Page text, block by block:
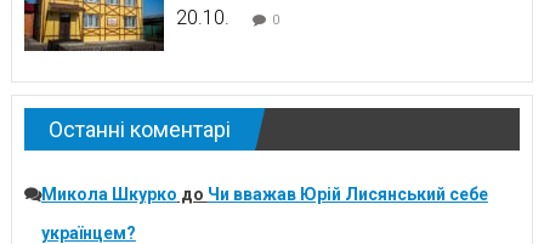
20.10. 0
Останні коментарі
Микола Шкурко до Чи вважав Юрій Лисянський себе
українцем?